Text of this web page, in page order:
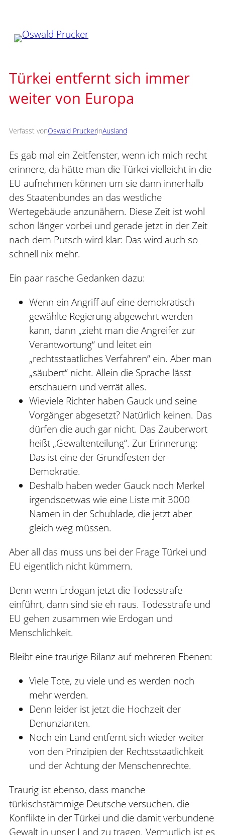
springen
Türkei entfernt sich immer
weiter von Europa
Verfasst vonOswald PruckerinAusland
Es gab mal ein Zeitfenster, wenn ich mich recht
erinnere, da hätte man die Türkei vielleicht in die
EU aufnehmen können um sie dann innerhalb
des Staatenbundes an das westliche
Wertegebäude anzunähern. Diese Zeit ist wohl
schon länger vorbei und gerade jetzt in der Zeit
nach dem Putsch wird klar: Das wird auch so
schnell nix mehr.
Ein paar rasche Gedanken dazu:
Wenn ein Angriff auf eine demokratisch
gewählte Regierung abgewehrt werden
kann, dann „zieht man die Angreifer zur
Verantwortung“ und leitet ein
„rechtsstaatliches Verfahren“ ein. Aber man
„säubert“ nicht. Allein die Sprache lässt
erschauern und verrät alles.
Wieviele Richter haben Gauck und seine
Vorgänger abgesetzt? Natürlich keinen. Das
dürfen die auch gar nicht. Das Zauberwort
heißt „Gewaltenteilung“. Zur Erinnerung:
Das ist eine der Grundfesten der
Demokratie.
Deshalb haben weder Gauck noch Merkel
irgendsoetwas wie eine Liste mit 3000
Namen in der Schublade, die jetzt aber
gleich weg müssen.
Aber all das muss uns bei der Frage Türkei und
EU eigentlich nicht kümmern.
Denn wenn Erdogan jetzt die Todesstrafe
einführt, dann sind sie eh raus. Todesstrafe und
EU gehen zusammen wie Erdogan und
Menschlichkeit.
Bleibt eine traurige Bilanz auf mehreren Ebenen:
Viele Tote, zu viele und es werden noch
mehr werden.
Denn leider ist jetzt die Hochzeit der
Denunzianten.
Noch ein Land entfernt sich wieder weiter
von den Prinzipien der Rechtsstaatlichkeit
und der Achtung der Menschenrechte.
Traurig ist ebenso, dass manche
türkischstämmige Deutsche versuchen, die
Konflikte in der Türkei und die damit verbundene
Gewalt in unser Land zu tragen. Vermutlich ist es